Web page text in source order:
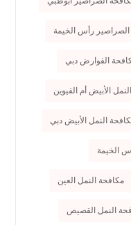
رأس الخيمة
القوارض دبي
الأبيض أم القيوين
النمل الأبيض دبي
الخيمة
مكافحة النمل العين
النمل القصيص